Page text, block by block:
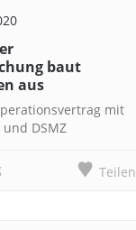
baut
aus
mit
DSMZ
Teilen